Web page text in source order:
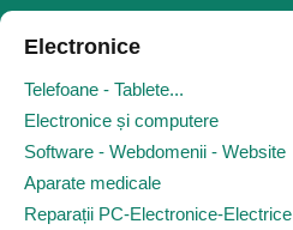
Electronice
Telefoane - Tablete...
Electronice și computere
Software - Webdomenii - Website
Aparate medicale
Reparații PC-Electronice-Electrice